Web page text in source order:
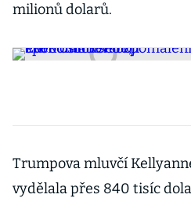
milionů dolarů.
Trumpova mluvčí
vydělala přes 840 tisíc